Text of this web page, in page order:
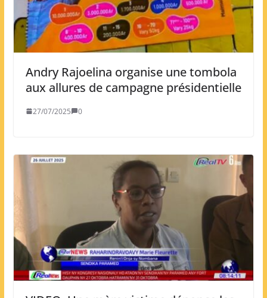
Andry Rajoelina organise une tombola
aux allures de campagne présidentielle
27/07/2025 0